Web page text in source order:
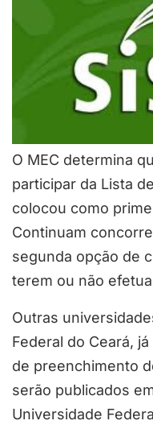
O MEC determina
participar da Lista
colocou como
Continuam
segunda opção de
terem ou não
Outras
Federal do Ceará,
de preenchimento
serão publicados
Universidade